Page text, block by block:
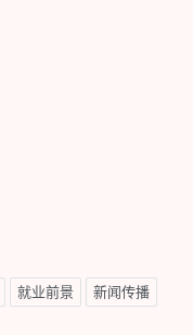
就业前景 新闻传播